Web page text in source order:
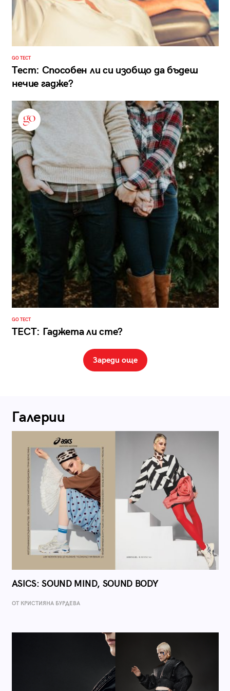
GO ТЕСТ
Тест: Способен ли си изобщо да бъдеш
нечие гадже?
GO ТЕСТ
ТЕСТ: Гаджета ли сте?
Зареди още
Галерии
ASICS: SOUND MIND, SOUND BODY
ОТ КРИСТИЯНА БУРДЕВА